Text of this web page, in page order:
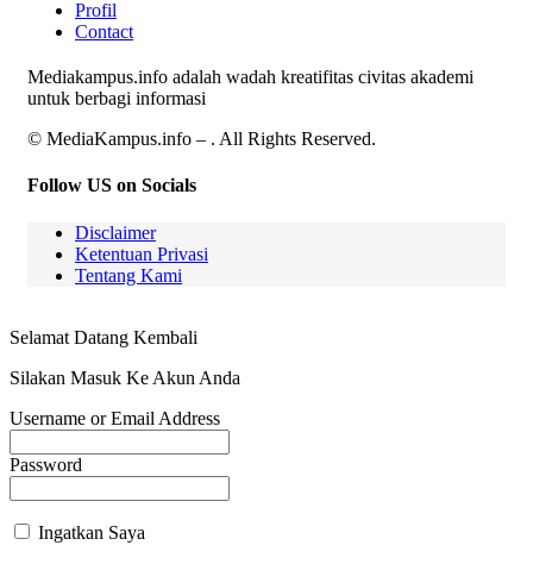
Profil
Contact
Mediakampus.info adalah wadah kreatifitas civitas akademi
untuk berbagi informasi
© MediaKampus.info – . All Rights Reserved.
Follow US on Socials
Disclaimer
Ketentuan Privasi
Tentang Kami
Selamat Datang Kembali
Silakan Masuk Ke Akun Anda
Username or Email Address
Password
Ingatkan Saya